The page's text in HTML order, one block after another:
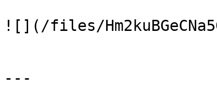
![](/files/
---